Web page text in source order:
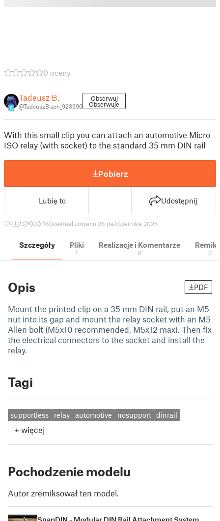
0 oceny
6
Tadeusz B.
@TadeuszBiaon_923990
Obserwuj
Obserwuje
With this small clip you can attach an automotive Micro
ISO relay (with socket) to the standard 35 mm DIN rail
Pobierz
Lubię to Udostępnij
7 23 0 180zaktualizowano 28 października 2025
Szczegóły Pliki
1
Realizacje i Komentarze
0 0
Opis PDF
Mount the printed clip on a 35 mm DIN rail, put an M5
nut into its gap and mount the relay socket with an M5
Allen bolt (M5x10 recommended, M5x12 max). Then fix
the electrical connectors to the socket and install the
relay.
Tagi
supportless relay automotive nosupport dinrail
+ więcej
Pochodzenie modelu
Autor zremiksował ten model.